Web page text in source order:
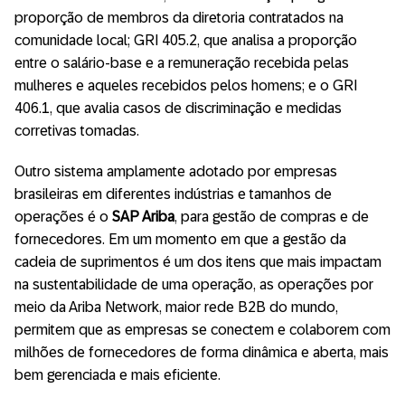
proporção de membros da diretoria contratados na
comunidade local; GRI 405.2, que analisa a proporção
entre o salário-base e a remuneração recebida pelas
mulheres e aqueles recebidos pelos homens; e o GRI
406.1, que avalia casos de discriminação e medidas
corretivas tomadas.
Outro sistema amplamente adotado por empresas
brasileiras em diferentes indústrias e tamanhos de
operações é o SAP Ariba, para gestão de compras e de
fornecedores. Em um momento em que a gestão da
cadeia de suprimentos é um dos itens que mais impactam
na sustentabilidade de uma operação, as operações por
meio da Ariba Network, maior rede B2B do mundo,
permitem que as empresas se conectem e colaborem com
milhões de fornecedores de forma dinâmica e aberta, mais
bem gerenciada e mais eficiente.